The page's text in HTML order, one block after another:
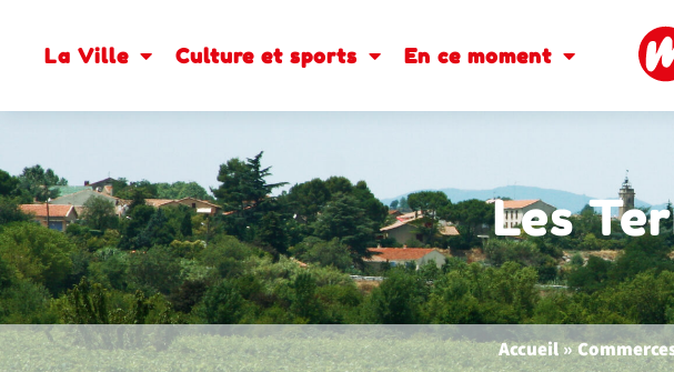
La Ville Culture et sports En ce moment
Les
Accueil»